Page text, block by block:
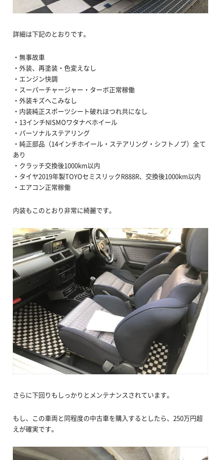
詳細は下記のとおりです。
・無事故車
・外装、再塗装・色変えなし
・エンジン快調
・スーパーチャージャー・ターボ正常稼働
・外装キズへこみなし
・内装純正スポーツシート破れほつれ共になし
・13インチNISMOワタナベホイール
・パーソナルステアリング
・純正部品（14インチホイール・ステアリング・シフトノブ）全て
あり
・クラッチ交換後1000km以内
・タイヤ2019年製TOYOセミスリックR888R、交換後1000km以内
・エアコン正常稼働
内装もこのとおり非常に綺麗です。
さらに下回りもしっかりとメンテナンスされています。
もし、この車両と同程度の中古車を購入するとしたら、250万円超
えが確実です。